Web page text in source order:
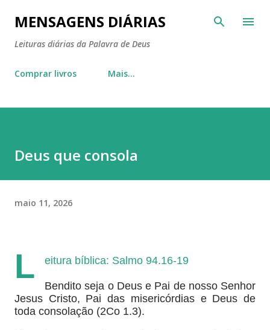
Pular para o conteúdo principal
MENSAGENS DIÁRIAS
Leituras diárias da Palavra de Deus
Comprar livros Mais…
Deus que consola
maio 11, 2026
L eitura bíblica: Salmo 94.16-19
Bendito seja o Deus e Pai de nosso Senhor
Jesus Cristo, Pai das misericórdias e Deus de
toda consolação (2Co 1.3).